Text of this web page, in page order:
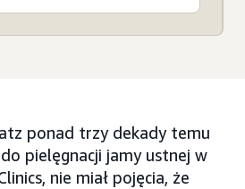
ponad trzy dekady temu
pielęgnacji jamy ustnej w
nie miał pojęcia, że